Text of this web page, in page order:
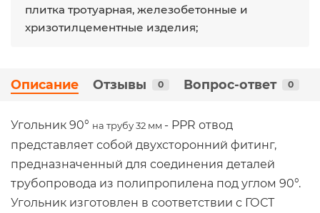
плитка тротуарная, железобетонные и
хризотилцементные изделия;
Описание Отзывы 0 Вопрос-ответ 0
Угольник 90° на трубу 32 мм - PPR отвод
представляет собой двухсторонний фитинг,
предназначенный для соединения деталей
трубопровода из полипропилена под углом 90°.
Угольник изготовлен в соответствии с ГОСТ